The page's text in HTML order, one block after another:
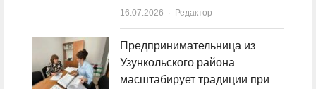
16.07.2026 Author
Редактор
Предпринимательница из
Узункольского района
масштабирует традиции при